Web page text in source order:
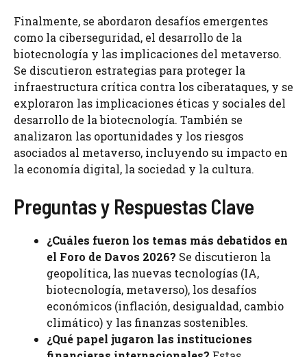
Finalmente, se abordaron desafíos emergentes
como la ciberseguridad, el desarrollo de la
biotecnología y las implicaciones del metaverso.
Se discutieron estrategias para proteger la
infraestructura crítica contra los ciberataques, y se
exploraron las implicaciones éticas y sociales del
desarrollo de la biotecnología. También se
analizaron las oportunidades y los riesgos
asociados al metaverso, incluyendo su impacto en
la economía digital, la sociedad y la cultura.
Preguntas y Respuestas Clave
¿Cuáles fueron los temas más debatidos en
el Foro de Davos 2026? Se discutieron la
geopolítica, las nuevas tecnologías (IA,
biotecnología, metaverso), los desafíos
económicos (inflación, desigualdad, cambio
climático) y las finanzas sostenibles.
¿Qué papel jugaron las instituciones